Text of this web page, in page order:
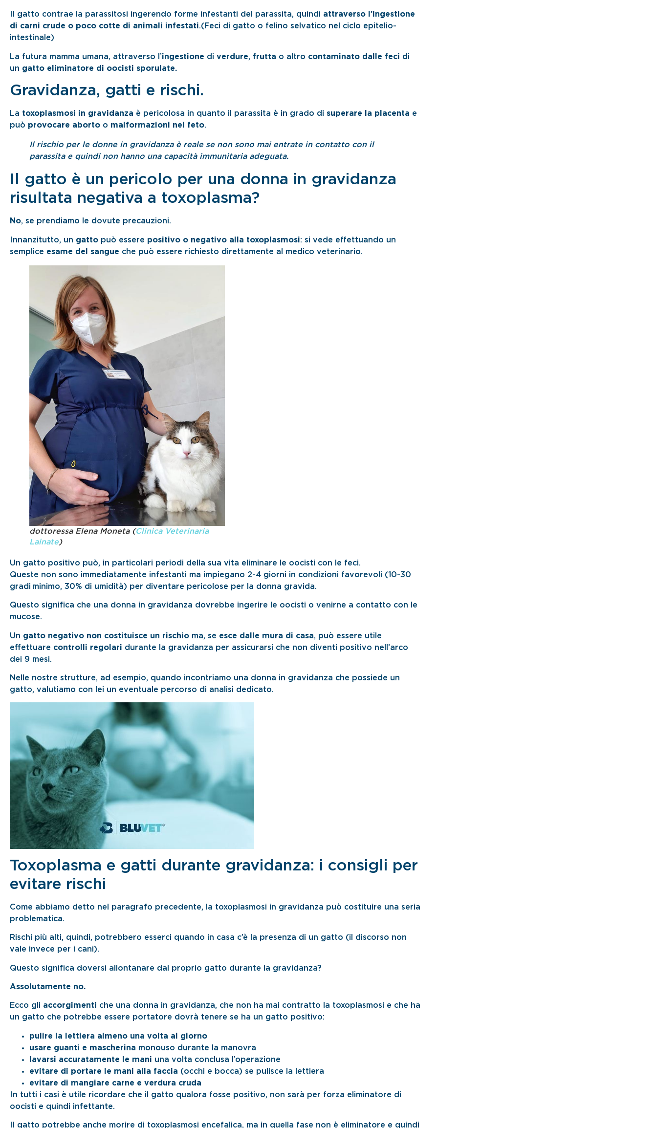
Il gatto contrae la parassitosi ingerendo forme infestanti del parassita, quindi attraverso l’ingestione
di carni crude o poco cotte di animali infestati.(Feci di gatto o felino selvatico nel ciclo epitelio-
intestinale)
La futura mamma umana, attraverso l’ingestione di verdure, frutta o altro contaminato dalle feci di
un gatto eliminatore di oocisti sporulate.
Gravidanza, gatti e rischi.
La toxoplasmosi in gravidanza è pericolosa in quanto il parassita è in grado di superare la placenta e
può provocare aborto o malformazioni nel feto.
Il rischio per le donne in gravidanza è reale se non sono mai entrate in contatto con il
parassita e quindi non hanno una capacità immunitaria adeguata.
Il gatto è un pericolo per una donna in gravidanza
risultata negativa a toxoplasma?
No, se prendiamo le dovute precauzioni.
Innanzitutto, un gatto può essere positivo o negativo alla toxoplasmosi: si vede effettuando un
semplice esame del sangue che può essere richiesto direttamente al medico veterinario.
dottoressa Elena Moneta (Clinica Veterinaria
Lainate)
Un gatto positivo può, in particolari periodi della sua vita eliminare le oocisti con le feci.
Queste non sono immediatamente infestanti ma impiegano 2-4 giorni in condizioni favorevoli (10-30
gradi minimo, 30% di umidità) per diventare pericolose per la donna gravida.
Questo significa che una donna in gravidanza dovrebbe ingerire le oocisti o venirne a contatto con le
mucose.
Un gatto negativo non costituisce un rischio ma, se esce dalle mura di casa, può essere utile
effettuare controlli regolari durante la gravidanza per assicurarsi che non diventi positivo nell’arco
dei 9 mesi.
Nelle nostre strutture, ad esempio, quando incontriamo una donna in gravidanza che possiede un
gatto, valutiamo con lei un eventuale percorso di analisi dedicato.
Toxoplasma e gatti durante gravidanza: i consigli per
evitare rischi
Come abbiamo detto nel paragrafo precedente, la toxoplasmosi in gravidanza può costituire una seria
problematica.
Rischi più alti, quindi, potrebbero esserci quando in casa c’è la presenza di un gatto (il discorso non
vale invece per i cani).
Questo significa doversi allontanare dal proprio gatto durante la gravidanza?
Assolutamente no.
Ecco gli accorgimenti che una donna in gravidanza, che non ha mai contratto la toxoplasmosi e che ha
un gatto che potrebbe essere portatore dovrà tenere se ha un gatto positivo:
pulire la lettiera almeno una volta al giorno
usare guanti e mascherina monouso durante la manovra
lavarsi accuratamente le mani una volta conclusa l’operazione
evitare di portare le mani alla faccia (occhi e bocca) se pulisce la lettiera
evitare di mangiare carne e verdura cruda
In tutti i casi è utile ricordare che il gatto qualora fosse positivo, non sarà per forza eliminatore di
oocisti e quindi infettante.
Il gatto potrebbe anche morire di toxoplasmosi encefalica, ma in quella fase non è eliminatore e quindi